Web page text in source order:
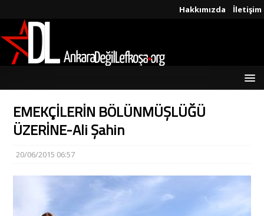
Hakkımızda İletişim
EMEKÇİLERİN BÖLÜNMÜŞLÜĞÜ
ÜZERİNE-Ali Şahin
20/06/2015 06:57